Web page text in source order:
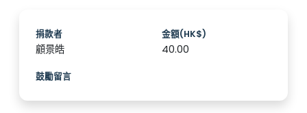
捐款者
顧景皓
金額(HK$)
40.00
鼓勵留言